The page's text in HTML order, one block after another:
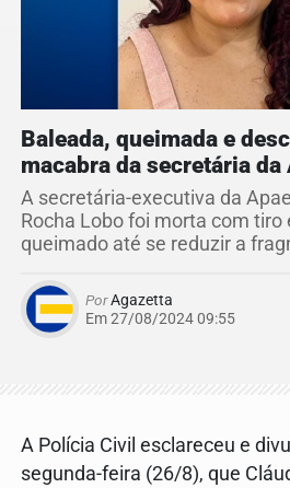
Baleada, queimada e
macabra da secretária da
A secretária-executiva da
Rocha Lobo foi morta com tiro
queimado até se reduzir a
PorAgazetta
Em 27/08/2024 09:55
A Polícia Civil esclareceu e
segunda-feira (26/8), que